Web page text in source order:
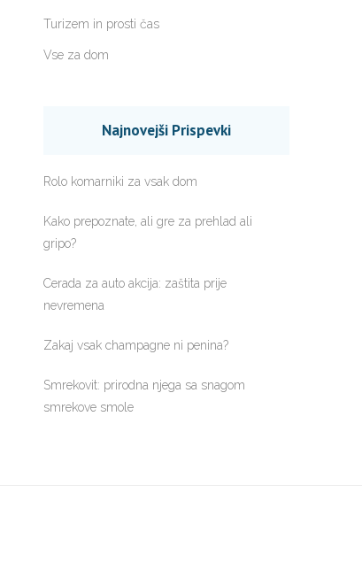
Turizem in prosti čas
Vse za dom
Najnovejši Prispevki
Rolo komarniki za vsak dom
Kako prepoznate, ali gre za prehlad ali
gripo?
Cerada za auto akcija: zaštita prije
nevremena
Zakaj vsak champagne ni penina?
Smrekovit: prirodna njega sa snagom
smrekove smole